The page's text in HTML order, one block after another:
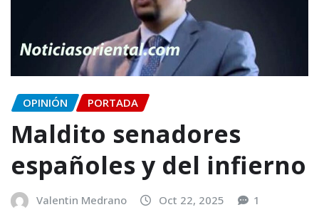
OPINIÓN PORTADA
Maldito senadores
españoles y del infierno
Valentin Medrano Oct 22, 2025 1